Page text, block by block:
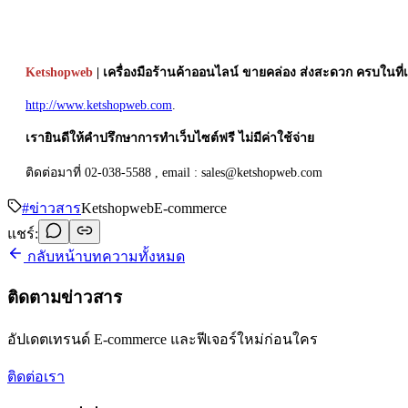
Ketshopweb | เครื่องมือร้านค้าออนไลน์ ขายคล่อง ส่งสะดวก ครบในที่
http://www.ketshopweb.com
เรายินดีให้คำปรึกษาการทำเว็บไซต์ฟรี ไม่มีค่าใช้จ่าย
ติดต่อมาที่ 02-038-5588 , email : sales@ketshopweb.com
#ข่าวสารKetshopwebE-commerce
แชร์:
กลับหน้าบทความทั้งหมด
ติดตามข่าวสาร
อัปเดตเทรนด์ E-commerce และฟีเจอร์ใหม่ก่อนใคร
ติดต่อเรา